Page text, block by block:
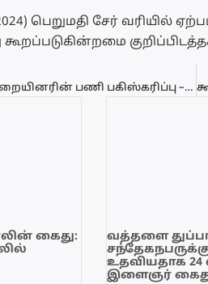
பெறுமதி சேர் வரியில்
சுகாதாரத் துறையினரின் பணி பகிஸ்கரிப்பு – நோயாளிகள் அவதி….!
கைது:
வத்தளை
உதவியதாக 24
இளைஞர்